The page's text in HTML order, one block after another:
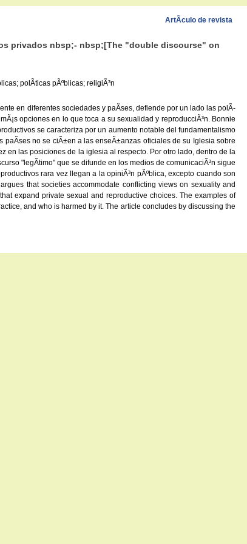
ArtÃ­culo de revista
privados nbsp;- nbsp;[The "double discourse" on
polÃ­ticas pÃºblicas; religiÃ³n
en diferentes sociedades y paÃ­ses, defiende por un lado las polÃ­
opciones en lo que toca a su sexualidad y reproducciÃ³n. Bonnie
se caracteriza por un aumento notable del fundamentalismo
paÃ­ses no se ciÃ±en a las enseÃ±anzas oficiales de su Iglesia sobre
en las posiciones de la iglesia al respecto. Por otro lado, dentro de la
"legÃ­timo" que se difunde en los medios de comunicaciÃ³n sigue
rara vez llegan a la opiniÃ³n pÃºblica, excepto cuando son
that societies accommodate conflicting views on sexuality and
expand private sexual and reproductive choices. The examples of
and who is harmed by it. The article concludes by discussing the